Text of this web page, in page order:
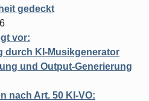
gedeckt
vor:
durch KI-Musikgenerator
und Output-Generierung
nach Art. 50 KI-VO: